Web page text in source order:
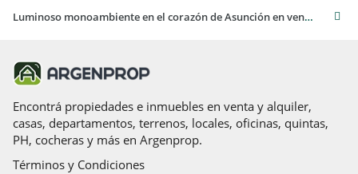
Su fachada verde genera la sensación de habitar un
promoviendo un estilo de vida más consciente.
Integra sistemas de recolección de agua de lluvia para
uso racional de la energía.
Cada detalle refleja el compromiso con la biodiversidad, la
eficiencia energética y la estética contemporánea.
Luminoso monoambiente en el corazón de Asunción en venta
Encontrá propiedades e inmuebles en venta y alquiler,
casas, departamentos, terrenos, locales, oficinas, quintas,
PH, cocheras y más en Argenprop.
Términos y Condiciones